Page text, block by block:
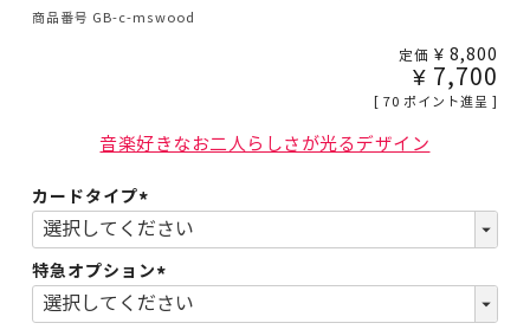
商品番号 GB-c-mswood
定価 ¥ 8,800
¥ 7,700
[ 70 ポイント進呈 ]
音楽好きなお二人らしさが光るデザイン
カードタイプ
(必
特急オプション
(必